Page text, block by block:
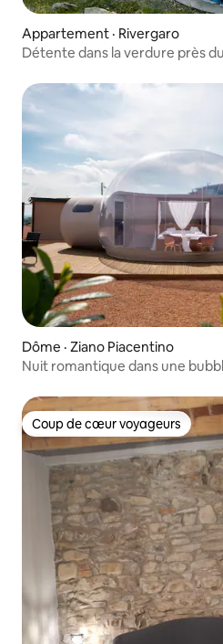
Appartement · Rivergaro
Détente dans la verdure près
Dôme · Ziano Piacentino
Nuit romantique dans une
Coup de cœur voyageurs
Coup de cœur voyageurs